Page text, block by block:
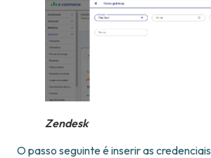
Zendesk
O passo seguinte é inserir as